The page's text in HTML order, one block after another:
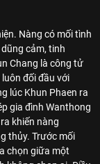
Nàng có mối tình
cảm, tinh
Chang là công tử
đối đầu với
lúc Khun Phaen ra
gia đình Wanthong
khiến nàng
thủy. Trước mối
chọn giữa một